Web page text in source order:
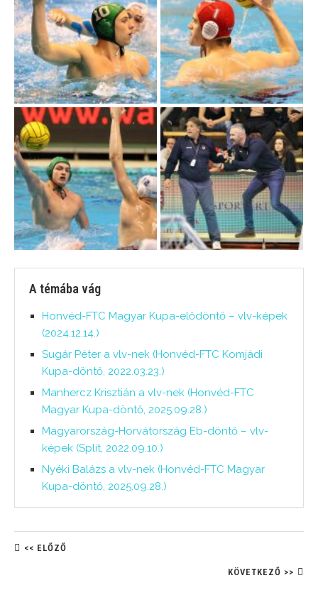
A témába vág
Honvéd-FTC Magyar Kupa-elődöntő – vlv-képek
(2024.12.14.)
Sugár Péter a vlv-nek (Honvéd-FTC Komjádi
Kupa-döntő, 2022.03.23.)
Manhercz Krisztián a vlv-nek (Honvéd-FTC
Magyar Kupa-döntő, 2025.09.28.)
Magyarország-Horvátország Eb-döntő – vlv-
képek (Split, 2022.09.10.)
Nyéki Balázs a vlv-nek (Honvéd-FTC Magyar
Kupa-döntő, 2025.09.28.)
<< ELŐZŐ
KÖVETKEZŐ >>